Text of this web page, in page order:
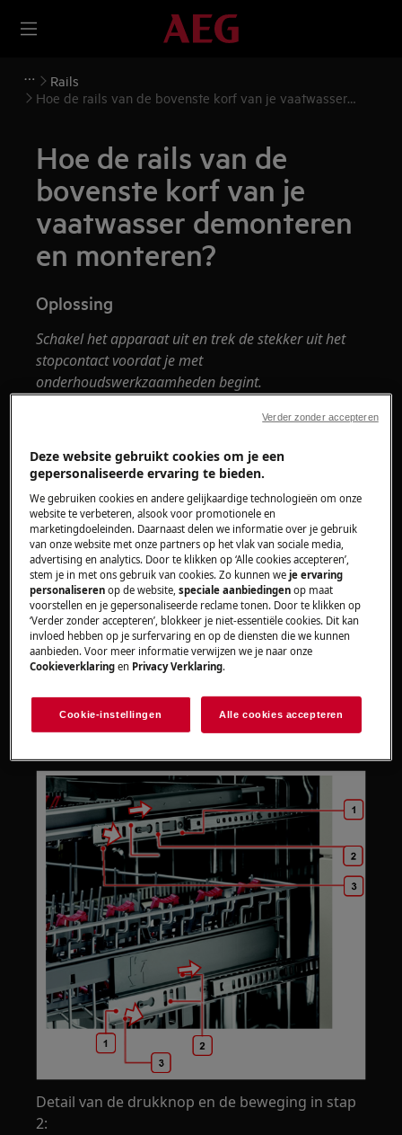
Rails
Hoe de rails van de bovenste korf van je vaatwasser
Hoe de rails van de
bovenste korf van je
vaatwasser demonteren
en monteren?
Oplossing
Schakel het apparaat uit en trek de stekker uit het
stopcontact voordat je met
onderhoudswerkzaamhedenbegint.
Wees altijd voorzichtig bij het verplaatsen van
personen nodig om het te verplaatsen.
Gebruik altijd veiligheidshandschoenen en gesloten
schoeisel.
Houd er rekening mee dat zelfreparatie of niet-
professionele reparatie gevolgen kan hebben voor
de veiligheid als deze niet correct wordt uitgevoerd.
Demontage en montage van de bovenste korf
De handeling is gelijk voor zowel de besteklade
Start met het volledig uitschuiven van de lade of
de korf.
Detail van de drukknop en de beweging in stap
2:
Deze website gebruikt cookies om je een
gepersonaliseerde ervaring te bieden.
We gebruiken cookies en andere gelijkaardige technologieën om onze
website te verbeteren, alsook voor promotionele en
marketingdoeleinden. Daarnaast delen we informatie over je gebruik
van onze website met onze partners op het vlak van sociale media,
advertising en analytics. Door te klikken op ‘Alle cookies accepteren’,
stem je in met ons gebruik van cookies. Zo kunnen weje ervaring
personaliseren op de website,speciale aanbiedingen op maat
voorstellen en je gepersonaliseerde reclame tonen. Door te klikken op
‘Verder zonder accepteren’, blokkeer je niet-essentiële cookies. Dit kan
invloed hebben op je surfervaring en op de diensten die we kunnen
aanbieden. Voor meer informatie verwijzen we je naar onze
Cookieverklaring en Privacy Verklaring.
Cookie-instellingen Alle cookies accepteren
Verder zonder accepteren